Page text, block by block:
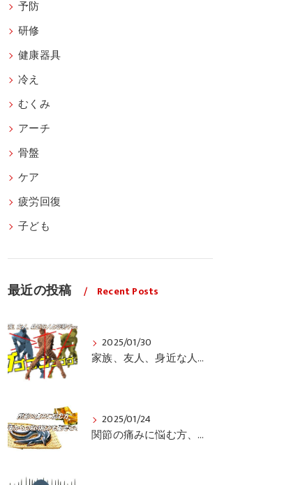
予防
研修
健康器具
冷え
むくみ
アーチ
骨盤
ケア
疲労回復
子ども
最近の投稿 Recent Posts
2025/01/30
家族、友人、身近な人の姿勢をちょっと見てみませんか？
2025/01/24
関節の痛みに悩む方、栄養面からの取り組みも重要ですよ！